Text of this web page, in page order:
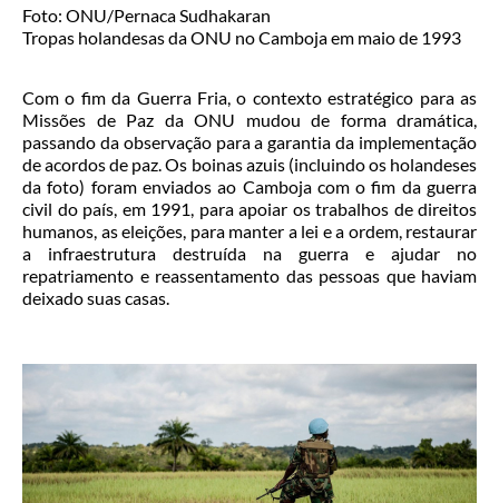
Foto: ONU/Pernaca Sudhakaran
Tropas holandesas da ONU no Camboja em maio de 1993
Com o fim da Guerra Fria, o contexto estratégico para as
Missões de Paz da ONU mudou de forma dramática,
passando da observação para a garantia da implementação
de acordos de paz. Os boinas azuis (incluindo os holandeses
da foto) foram enviados ao Camboja com o fim da guerra
civil do país, em 1991, para apoiar os trabalhos de direitos
humanos, as eleições, para manter a lei e a ordem, restaurar
a infraestrutura destruída na guerra e ajudar no
repatriamento e reassentamento das pessoas que haviam
deixado suas casas.